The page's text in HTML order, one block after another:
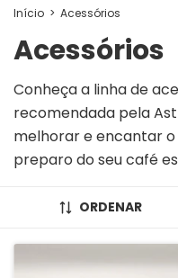
Início > Acessórios
Acessórios
Conheça a linha de
recomendada pela
melhorar e encantar o
preparo do seu café
ORDENAR